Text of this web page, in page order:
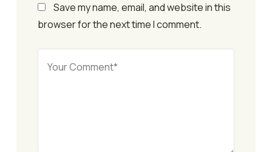
Save my name, email, and website in this
browser for the next time I comment.